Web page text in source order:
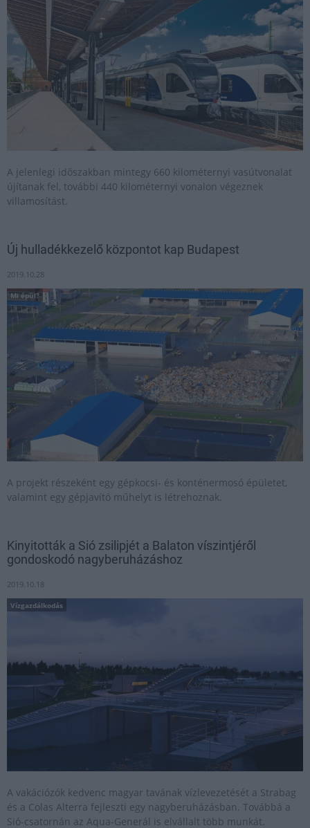
A jelenlegi időszakban mintegy 660 kilométernyi vasútvonalat
újítanak fel, további 440 kilométernyi vonalon végeznek
villamosítást.
Új hulladékkezelő központot kap Budapest
2019.10.28
Mi épül?
A projekt részeként egy gépkocsi- és konténermosó épületet,
valamint egy gépjavító műhelyt is létrehoznak.
Kinyitották a Sió zsilipjét a Balaton víszintjéről
gondoskodó nagyberuházáshoz
2019.10.18
Vízgazdálkodás
A vakációzók kedvenc magyar tavának vízlevezetését a Strabag
és a Colas Alterra fejleszti egy nagyberuházásban. Továbbá a
Sió-csatornán az Aqua-Generál is elvállalt több munkát.